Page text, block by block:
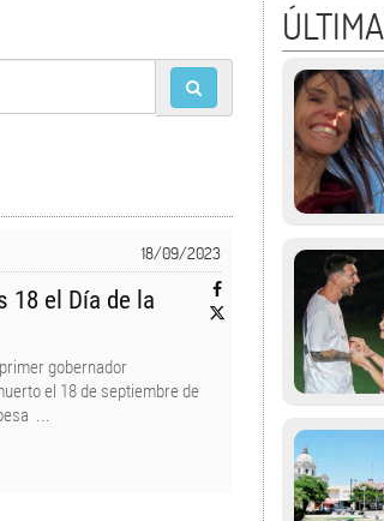
18/09/2023
18 el Día de la
gobernador
el 18 de septiembre de
...